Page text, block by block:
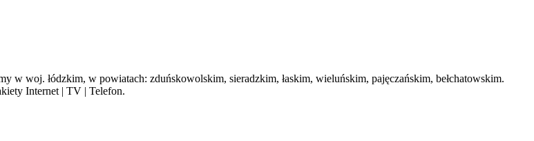
w woj. łódzkim, w powiatach: zduńskowolskim, sieradzkim, łaskim, wieluńskim, pajęczańskim, bełchatowskim.
Internet | TV | Telefon.